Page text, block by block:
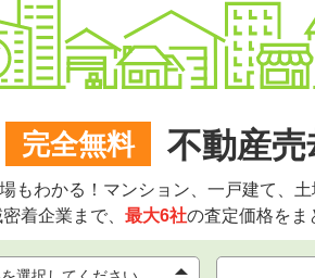
完全無料 不動産売
もわかる！マンション、一戸建て、土
着企業まで、 最大6社の査定価格をま